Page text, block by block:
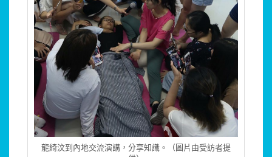
龍綺汶到內地交流演講，分享知識。（圖片由受訪者提